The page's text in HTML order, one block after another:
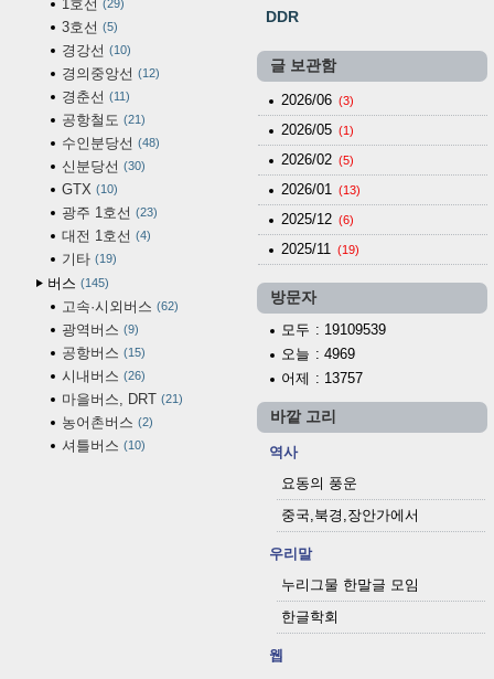
1호선 29
3호선 5
경강선 10
경의중앙선 12
경춘선 11
공항철도 21
수인분당선 48
신분당선 30
GTX 10
광주 1호선 23
대전 1호선 4
기타 19
버스 145
고속·시외버스 62
광역버스 9
공항버스 15
시내버스 26
마을버스, DRT 21
농어촌버스 2
셔틀버스 10
DDR
글 보관함
2026/06 (3)
2026/05 (1)
2026/02 (5)
2026/01 (13)
2025/12 (6)
2025/11 (19)
방문자
모두 : 19109539
오늘 : 4969
어제 : 13757
바깥 고리
역사
요동의 풍운
중국,북경,장안가에서
우리말
누리그물 한말글 모임
한글학회
웹